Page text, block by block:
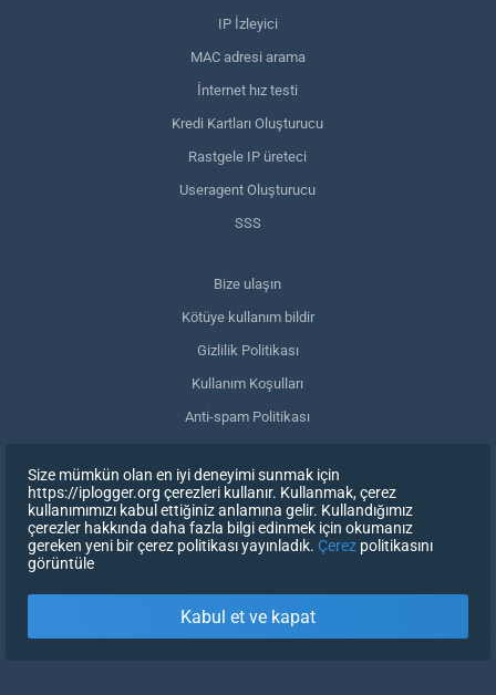
IP İzleyici
MAC adresi arama
İnternet hız testi
Kredi Kartları Oluşturucu
Rastgele IP üreteci
Useragent Oluşturucu
SSS
Bize ulaşın
Kötüye kullanım bildir
Gizlilik Politikası
Kullanım Koşulları
Anti-spam Politikası
Verilerimi sil
Onayınızı geri çekin
OTURUM AÇ
Size mümkün olan en iyi deneyimi sunmak için
https://iplogger.org çerezleri kullanır. Kullanmak, çerez
kullanımımızı kabul ettiğiniz anlamına gelir. Kullandığımız
çerezler hakkında daha fazla bilgi edinmek için okumanız
gereken yeni bir çerez politikası yayınladık. Çerez politikasını
görüntüle
Kabul et ve kapat